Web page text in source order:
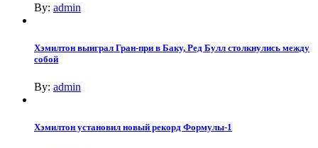
By: admin
Хэмилтон выиграл Гран-при в Баку, Ред Булл столкнулись между
собой
By: admin
Хэмилтон установил новый рекорд Формулы-1